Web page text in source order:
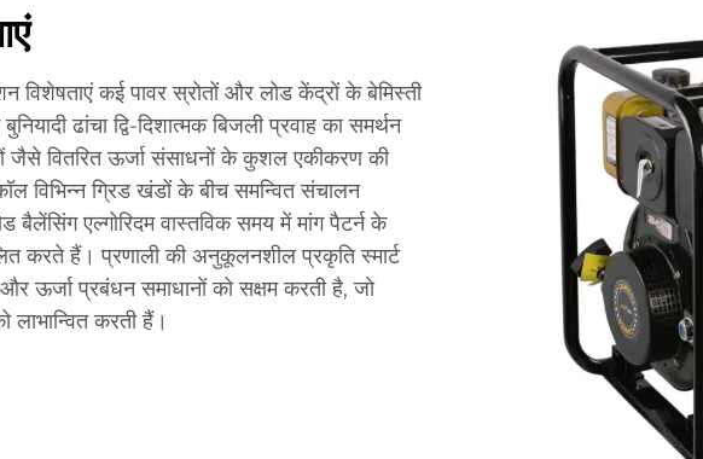
विशेषताएं कई पावर स्रोतों और लोड केंद्रों के बेमिस्ती
ढांचा द्वि-दिशात्मक बिजली प्रवाह का समर्थन
जैसे वितरित ऊर्जा संसाधनों के कुशल एकीकरण की
विभिन्न ग्रिड खंडों के बीच समन्वित संचालन
बैलेंसिंग एल्गोरिदम वास्तविक समय में मांग पैटर्न के
करते हैं। प्रणाली की अनुकूलनशील प्रकृति स्मार्ट
ऊर्जा प्रबंधन समाधानों को सक्षम करती है, जो
लाभान्वित करती हैं।